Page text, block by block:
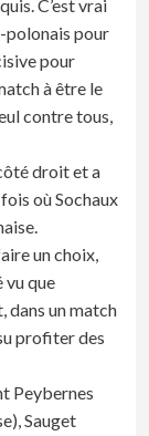
C’est vrai
polonais pour
pour
à être le
contre tous,
droit et a
où Sochaux
un choix,
vu que
dans un match
profiter des
Peybernes
Sauget